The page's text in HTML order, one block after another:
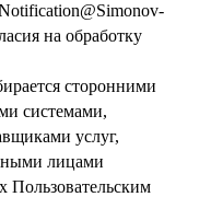
на обработку
сторонними
системами,
услуг,
лицами
Пользовательским